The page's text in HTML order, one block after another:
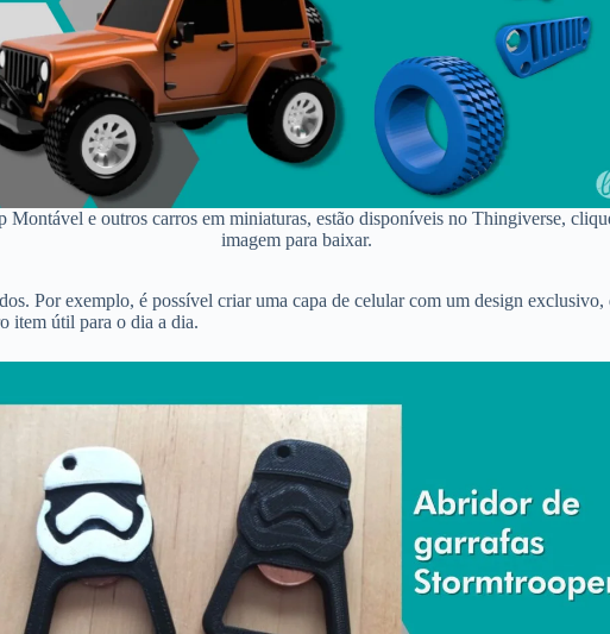
Montável e outros carros em miniaturas, estão disponíveis no Thingiverse,
imagem para baixar.
Por exemplo, é possível criar uma capa de celular com um design
item útil para o dia a dia.